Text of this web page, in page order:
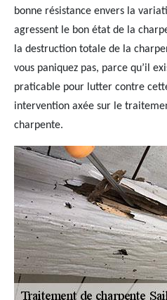
bonne résistance envers la
agressent le bon état de la
la destruction totale de la
vous paniquez pas, parce qu’il
praticable pour lutter contre
intervention axée sur le
charpente.